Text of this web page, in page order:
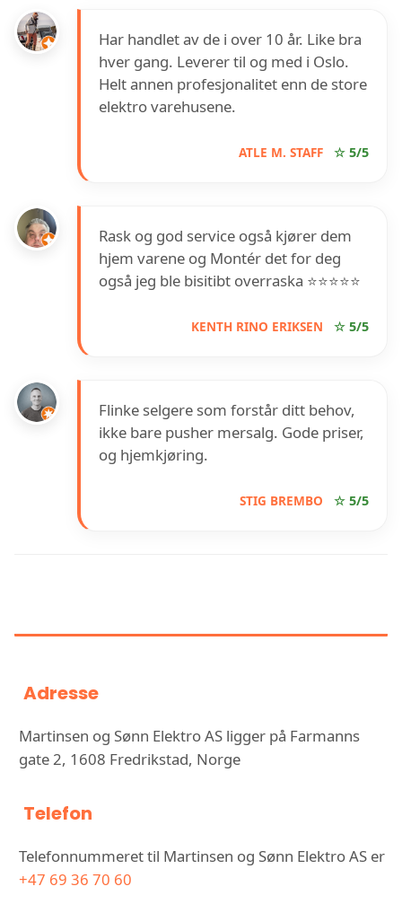
Har handlet av de i over 10 år. Like bra
hver gang. Leverer til og med i Oslo.
Helt annen profesjonalitet enn de store
elektro varehusene.
ATLE M. STAFF ☆ 5/5
Rask og god service også kjører dem
hjem varene og Montér det for deg
også jeg ble bisitibt overraska ⭐️⭐️⭐️⭐️⭐️
KENTH RINO ERIKSEN ☆ 5/5
Flinke selgere som forstår ditt behov,
ikke bare pusher mersalg. Gode priser,
og hjemkjøring.
STIG BREMBO ☆ 5/5
Adresse
Martinsen og Sønn Elektro AS ligger på Farmanns
gate 2, 1608 Fredrikstad, Norge
Telefon
Telefonnummeret til Martinsen og Sønn Elektro AS er
+47 69 36 70 60